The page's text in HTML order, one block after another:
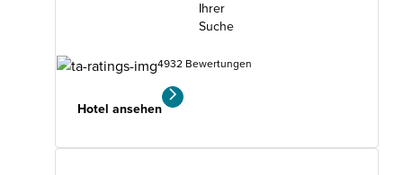
Ihrer
Suche
4932 Bewertungen
Hotel ansehen